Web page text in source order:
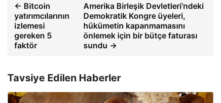
← Bitcoin
yatırımcılarının
izlemesi
gereken 5
faktör
Amerika Birleşik Devletleri’ndeki
Demokratik Kongre üyeleri,
hükümetin kapanmamasını
önlemek için bir bütçe faturası
sundu →
Tavsiye Edilen Haberler